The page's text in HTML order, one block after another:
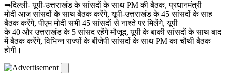
➡दिल्ली- यूपी-उत्तराखंड के सांसदों के साथ PM की बैठक, प्रधानमंत्री
मोदी आज सांसदों के साथ बैठक करेंगे, यूपी-उत्तराखंड के 45 सांसदों के साह
बैठक करेंगे, पीएम मोदी सभी 45 सांसदों से नाश्ते पर मिलेंगे, यूपी
के 40 और उत्तराखंड के 5 सांसद रहेंगे मौजूद, यूपी के बाकी सांसदों के साथ बाद
में बैठक करेंगे, विभिन्न राज्यों के बीजेपी सांसदों के साथ PM का चौथी बैठक
होगी।